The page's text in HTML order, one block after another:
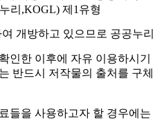
리,KOGL) 제1유형
개방하고 있으므로 공공누리
인한 이후에 자유 이용하시기
반드시 저작물의 출처를 구체
들을 사용하고자 할 경우에는